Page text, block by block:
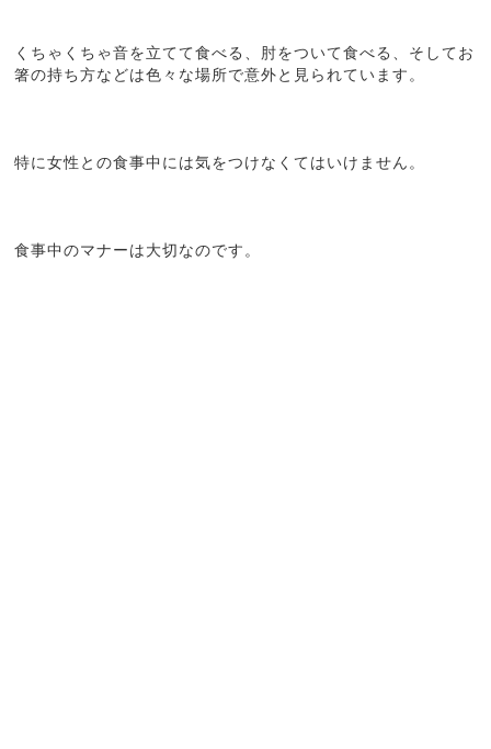
くちゃくちゃ音を立てて食べる、肘をついて食べる、そしてお
箸の持ち方などは色々な場所で意外と見られています。
特に女性との食事中には気をつけなくてはいけません。
食事中のマナーは大切なのです。